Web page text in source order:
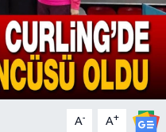
A- A+